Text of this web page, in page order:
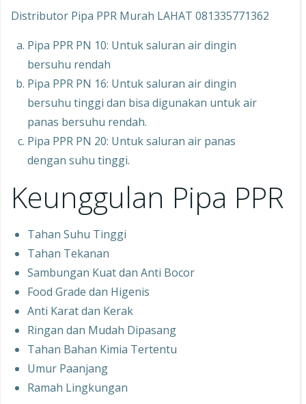
Distributor Pipa PPR Murah LAHAT 081335771362
Pipa PPR PN 10: Untuk saluran air dingin
bersuhu rendah
Pipa PPR PN 16: Untuk saluran air dingin
bersuhu tinggi dan bisa digunakan untuk air
panas bersuhu rendah.
Pipa PPR PN 20: Untuk saluran air panas
dengan suhu tinggi.
Keunggulan Pipa PPR
Tahan Suhu Tinggi
Tahan Tekanan
Sambungan Kuat dan Anti Bocor
Food Grade dan Higenis
Anti Karat dan Kerak
Ringan dan Mudah Dipasang
Tahan Bahan Kimia Tertentu
Umur Paanjang
Ramah Lingkungan